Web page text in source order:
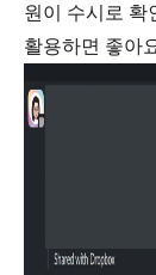
원이 수시로 확
활용하면 좋아